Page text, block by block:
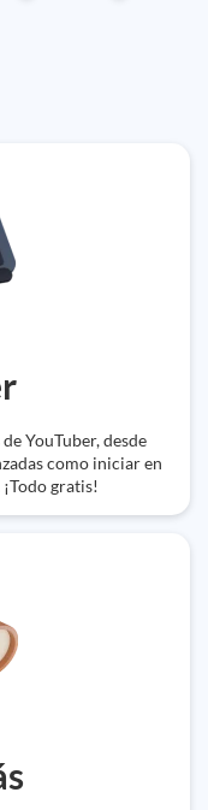
YouTuber, desde
como iniciar en
gratis!